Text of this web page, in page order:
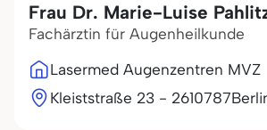
Frau Dr. Marie-Luise
Fachärztin für Augenheilkunde
Lasermed Augenzentren MVZ
Kleiststraße 23 - 2610787